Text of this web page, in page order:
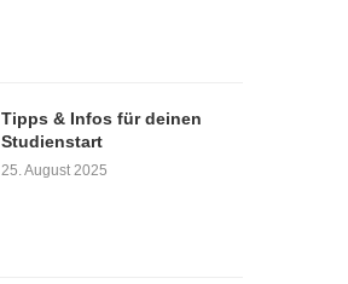
Tipps & Infos für deinen
Studienstart
25. August 2025